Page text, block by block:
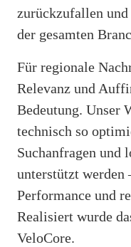
zurückzufallen
der gesamten
Für regionale
Relevanz und
Bedeutung. Unser
technisch so
Suchanfragen und
unterstützt
Performance und
Realisiert wurde
VeloCore.